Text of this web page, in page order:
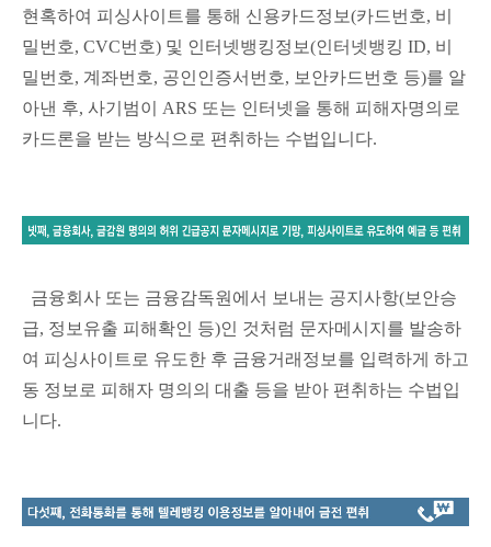
현혹하여 피싱사이트를 통해 신용카드정보(카드번호, 비
밀번호, CVC번호) 및 인터넷뱅킹정보(인터넷뱅킹 ID, 비
밀번호, 계좌번호, 공인인증서번호, 보안카드번호 등)를 알
아낸 후, 사기범이 ARS 또는 인터넷을 통해 피해자명의로
카드론을 받는 방식으로 편취하는 수법입니다.
금융회사 또는 금융감독원에서 보내는 공지사항(보안승
급, 정보유출 피해확인 등)인 것처럼 문자메시지를 발송하
여 피싱사이트로 유도한 후 금융거래정보를 입력하게 하고
동 정보로 피해자 명의의 대출 등을 받아 편취하는 수법입
니다.